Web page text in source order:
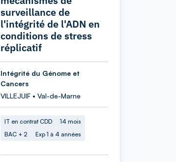
surveillance de
l'intégrité de l'ADN en
conditions de stress
réplicatif
Intégrité du Génome et
Cancers
VILLEJUIF • Val-de-Marne
IT en contrat CDD
14 mois
BAC + 2
Exp 1 à 4 années